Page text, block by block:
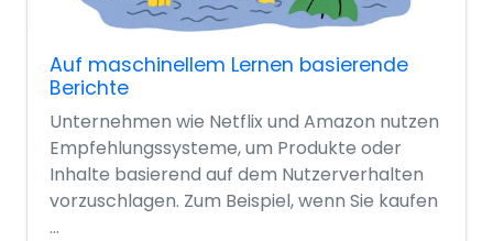
Auf maschinellem Lernen basierende
Berichte
Unternehmen wie Netflix und Amazon nutzen
Empfehlungssysteme, um Produkte oder
Inhalte basierend auf dem Nutzerverhalten
vorzuschlagen. Zum Beispiel, wenn Sie kaufen
...